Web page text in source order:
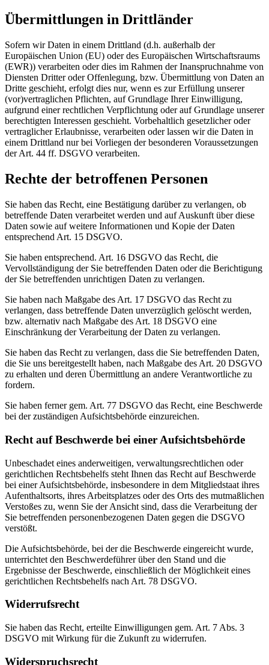
Übermittlungen in Drittländer
Sofern wir Daten in einem Drittland (d.h. außerhalb der
Europäischen Union (EU) oder des Europäischen Wirtschaftsraums
(EWR)) verarbeiten oder dies im Rahmen der Inanspruchnahme von
Diensten Dritter oder Offenlegung, bzw. Übermittlung von Daten an
Dritte geschieht, erfolgt dies nur, wenn es zur Erfüllung unserer
(vor)vertraglichen Pflichten, auf Grundlage Ihrer Einwilligung,
aufgrund einer rechtlichen Verpflichtung oder auf Grundlage unserer
berechtigten Interessen geschieht. Vorbehaltlich gesetzlicher oder
vertraglicher Erlaubnisse, verarbeiten oder lassen wir die Daten in
einem Drittland nur bei Vorliegen der besonderen Voraussetzungen
der Art. 44 ff. DSGVO verarbeiten.
Rechte der betroffenen Personen
Sie haben das Recht, eine Bestätigung darüber zu verlangen, ob
betreffende Daten verarbeitet werden und auf Auskunft über diese
Daten sowie auf weitere Informationen und Kopie der Daten
entsprechend Art. 15 DSGVO.
Sie haben entsprechend. Art. 16 DSGVO das Recht, die
Vervollständigung der Sie betreffenden Daten oder die Berichtigung
der Sie betreffenden unrichtigen Daten zu verlangen.
Sie haben nach Maßgabe des Art. 17 DSGVO das Recht zu
verlangen, dass betreffende Daten unverzüglich gelöscht werden,
bzw. alternativ nach Maßgabe des Art. 18 DSGVO eine
Einschränkung der Verarbeitung der Daten zu verlangen.
Sie haben das Recht zu verlangen, dass die Sie betreffenden Daten,
die Sie uns bereitgestellt haben, nach Maßgabe des Art. 20 DSGVO
zu erhalten und deren Übermittlung an andere Verantwortliche zu
fordern.
Sie haben ferner gem. Art. 77 DSGVO das Recht, eine Beschwerde
bei der zuständigen Aufsichtsbehörde einzureichen.
Recht auf Beschwerde bei einer Aufsichtsbehörde
Unbeschadet eines anderweitigen, verwaltungsrechtlichen oder
gerichtlichen Rechtsbehelfs steht Ihnen das Recht auf Beschwerde
bei einer Aufsichtsbehörde, insbesondere in dem Mitgliedstaat ihres
Aufenthaltsorts, ihres Arbeitsplatzes oder des Orts des mutmaßlichen
Verstoßes zu, wenn Sie der Ansicht sind, dass die Verarbeitung der
Sie betreffenden personenbezogenen Daten gegen die DSGVO
verstößt.
Die Aufsichtsbehörde, bei der die Beschwerde eingereicht wurde,
unterrichtet den Beschwerdeführer über den Stand und die
Ergebnisse der Beschwerde, einschließlich der Möglichkeit eines
gerichtlichen Rechtsbehelfs nach Art. 78 DSGVO.
Widerrufsrecht
Sie haben das Recht, erteilte Einwilligungen gem. Art. 7 Abs. 3
DSGVO mit Wirkung für die Zukunft zu widerrufen.
Widerspruchsrecht